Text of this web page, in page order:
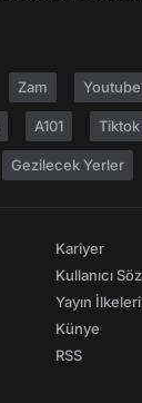
Zam Youtube
A101 Tiktok
Gezilecek Yerler
Kariyer
Kullanıcı
Yayın İlkeleri
Künye
RSS